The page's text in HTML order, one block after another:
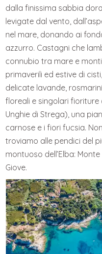
dalla finissima sabbia
levigate dal vento,
nel mare, donando ai
azzurro. Castagni che
connubio tra mare e
primaverili ed estive di
delicate lavande,
floreali e singolari
Unghie di Strega), una
carnose e i fiori fucsia.
troviamo alle pendici del
montuoso dell’Elba:
Giove.